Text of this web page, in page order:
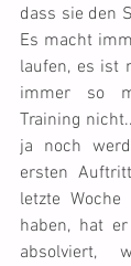
dass sie den
Es macht
laufen, es ist
immer so
Training
ja noch
ersten
letzte
haben, hat
absolviert,